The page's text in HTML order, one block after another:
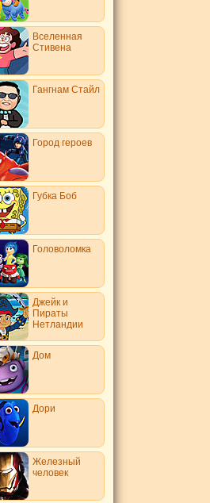
Вселенная
Стивена
Гангнам Стайл
Город героев
Губка Боб
Головоломка
Джейк и
Пираты
Нетландии
Дом
Дори
Железный
человек